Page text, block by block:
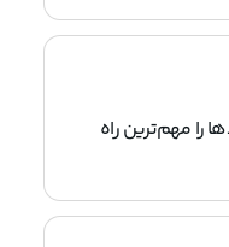
را مهم‌ترین راه